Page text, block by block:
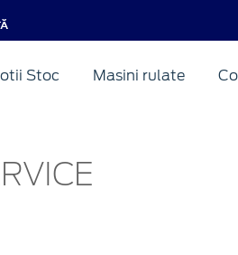
Stoc Masini rulate